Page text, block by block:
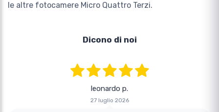
le altre fotocamere Micro Quattro Terzi.
Dicono di noi
leonardo p.
27 luglio 2026